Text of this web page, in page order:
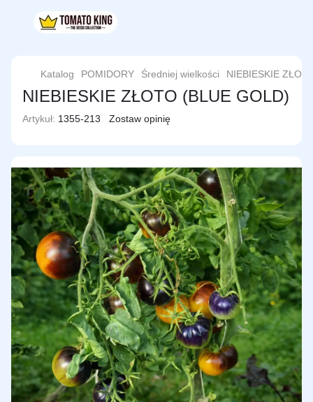
Katalog POMIDORY Średniej wielkości NIEBIESKIE
NIEBIESKIE ZŁOTO (BLUE GOLD)
Artykuł: 1355-213 Zostaw opinię